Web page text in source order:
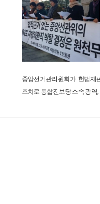
중앙선거관리원회가 헌법
조치로 통합진보당 소속 광역